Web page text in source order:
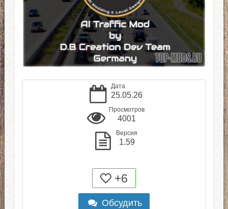
Дата
25.05.26
Просмотров
4001
Версия
1.59
+6
Обсудить